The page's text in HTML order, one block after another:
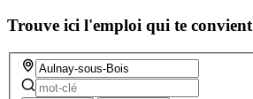
field
Trouve ici l'emploi qui te convient